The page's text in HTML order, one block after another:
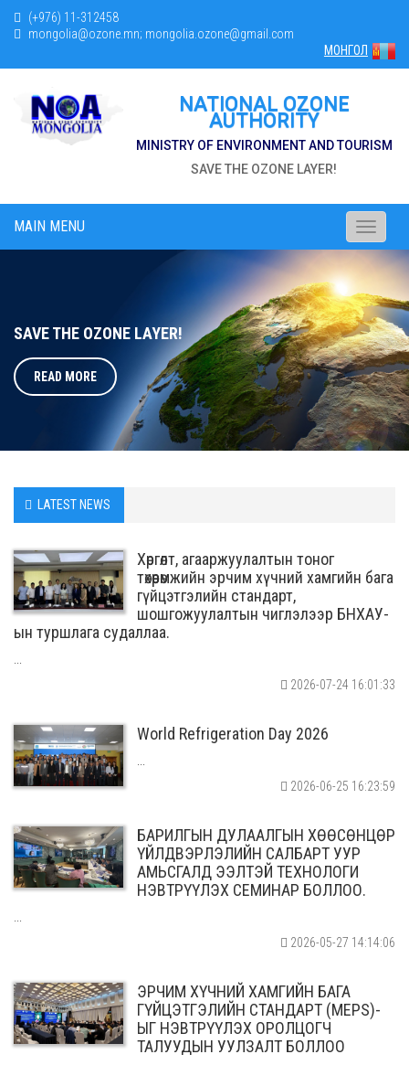
(+976) 11-312458
mongolia@ozone.mn; mongolia.ozone@gmail.com
МОНГОЛ
NATIONAL OZONE
AUTHORITY
MINISTRY OF ENVIRONMENT AND TOURISM
SAVE THE OZONE LAYER!
MAIN MENU
Toggle
SAVE THE OZONE LAYER!
READ MORE
LATEST NEWS
Хөргөлт, агааржуулалтын тоног
төхөөрөмжийн эрчим хүчний хамгийн бага
гүйцэтгэлийн стандарт,
шошгожуулалтын чиглэлээр БНХАУ-
ын туршлага судаллаа.
...
2026-07-24 16:01:33
World Refrigeration Day 2026
...
2026-06-25 16:23:59
БАРИЛГЫН ДУЛААЛГЫН ХӨӨСӨНЦӨР
ҮЙЛДВЭРЛЭЛИЙН САЛБАРТ УУР
АМЬСГАЛД ЭЭЛТЭЙ ТЕХНОЛОГИ
НЭВТРҮҮЛЭХ СЕМИНАР БОЛЛОО.
...
2026-05-27 14:14:06
ЭРЧИМ ХҮЧНИЙ ХАМГИЙН БАГА
ГҮЙЦЭТГЭЛИЙН СТАНДАРТ (MEPS)-
ЫГ НЭВТРҮҮЛЭХ ОРОЛЦОГЧ
ТАЛУУДЫН УУЛЗАЛТ БОЛЛОО